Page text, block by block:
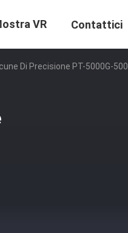
VR Contattici
Di Precisione PT-5000G-500